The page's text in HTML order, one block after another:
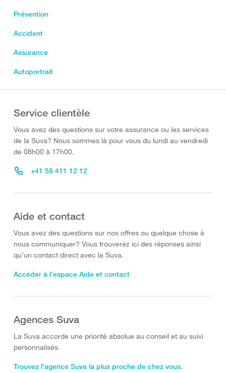
Prévention
Accident
Assurance
Autoportrait
Service clientèle
Vous avez des questions sur votre assurance ou les services
de la Suva? Nous sommes là pour vous du lundi au vendredi
de 08h00 à 17h00.
+41 58 411 12 12
Aide et contact
Vous avez des questions sur nos offres ou quelque chose à
nous communiquer? Vous trouverez ici des réponses ainsi
qu’un contact direct avec la Suva.
Accéder à l’espace Aide et contact
Agences Suva
La Suva accorde une priorité absolue au conseil et au suivi
personnalisés.
Trouvez l'agence Suva la plus proche de chez vous.